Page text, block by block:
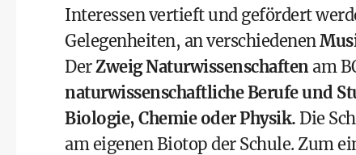
Interessen vertieft und gefördert
Gelegenheiten, an verschiedenen
DerZweig Naturwissenschaften am
naturwissenschaftliche Berufe und
Biologie, Chemie oder Physik. Die
am eigenen Biotop der Schule. Zum